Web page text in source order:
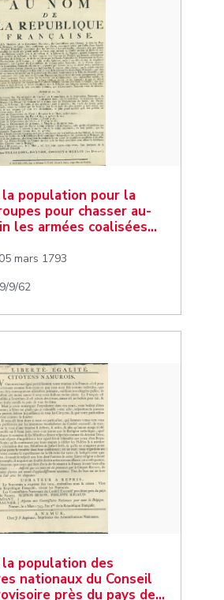
la population pour la
pour chasser au-
les armées coalisées…
mars 1793
9/62
population des
nationaux du Conseil
près du pays de…